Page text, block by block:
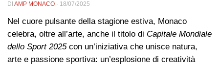
DI AMP MONACO · 18/07/2025
Nel cuore pulsante della stagione estiva, Monaco
celebra, oltre all’arte, anche il titolo di Capitale Mondiale
dello Sport 2025con un’iniziativa che unisce natura,
arte e passione sportiva: un’esplosione di creatività